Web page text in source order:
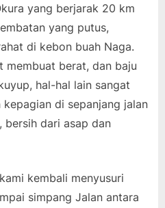
yang berjarak 20 km
yang putus,
di kebon buah Naga.
membuat berat, dan baju
hal-hal lain sangat
di sepanjang jalan
bersih dari asap dan
kembali menyusuri
simpang Jalan antara